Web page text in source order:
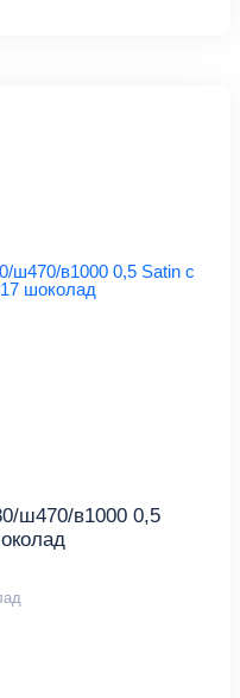
ш470/в1000 0,5